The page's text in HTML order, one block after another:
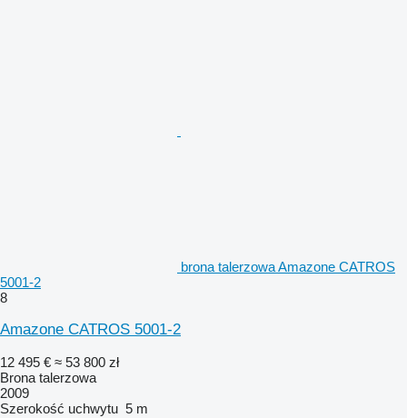
brona talerzowa Amazone CATROS
5001-2
8
Amazone CATROS 5001-2
12 495 € ≈ 53 800 zł
Brona talerzowa
2009
Szerokość uchwytu 5 m